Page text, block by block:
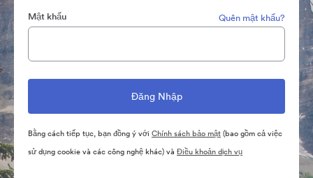
Mật khẩu Quên mật khẩu?
Bằng cách tiếp tục, bạn đồng ý với Chính sách bảo mật(bao gồm cả việc
sử dụng cookie và các công nghệ khác) và Điều khoản dịch vụ